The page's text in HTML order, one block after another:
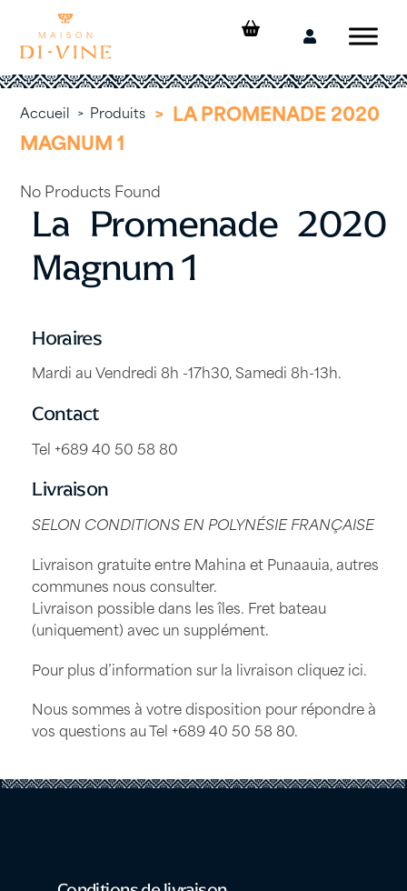
content
Mon
Accueil > Produits > LA PROMENADE 2020
MAGNUM 1
La Promenade 2020
Magnum 1
Horaires
Mardi au Vendredi 8h -17h30, Samedi 8h-13h.
Contact
Tel +689 40 50 58 80
Livraison
SELON CONDITIONS EN POLYNÉSIE FRANÇAISE
Livraison gratuite entre Mahina et Punaauia, autres
communes nous consulter.
Livraison possible dans les îles. Fret bateau
(uniquement) avec un supplément.
Pour plus d’information sur la livraisoncliquez ici.
Nous sommes à votre disposition pour répondre à
vos questions au Tel +689 40 50 58 80.
No Products Found